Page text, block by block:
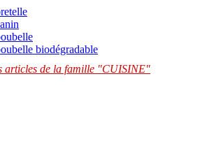
biodégradable
articles de la famille "CUISINE"